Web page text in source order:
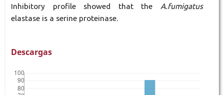
Inhibitory profile showed that the A.fumigatus
elastase is a serine proteinase.
Descargas